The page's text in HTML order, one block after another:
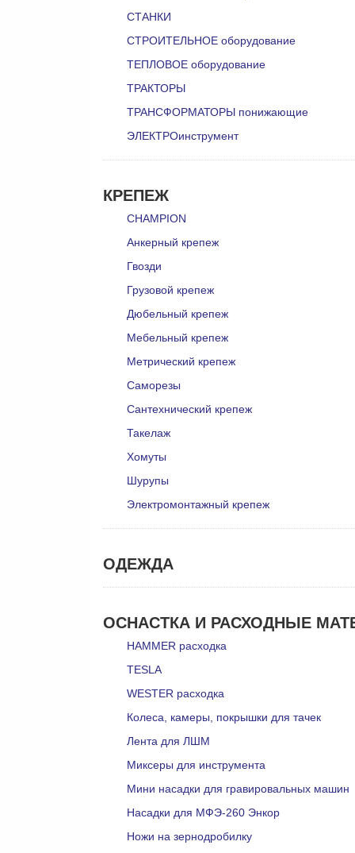
СТАНКИ
СТРОИТЕЛЬНОЕ оборудование
ТЕПЛОВОЕ оборудование
ТРАКТОРЫ
ТРАНСФОРМАТОРЫ понижающие
ЭЛЕКТРОинструмент
КРЕПЕЖ
CHAMPION
Анкерный крепеж
Гвозди
Грузовой крепеж
Дюбельный крепеж
Мебельный крепеж
Метрический крепеж
Саморезы
Сантехнический крепеж
Такелаж
Хомуты
Шурупы
Электромонтажный крепеж
ОДЕЖДА
ОСНАСТКА И РАСХОДНЫЕ
HAMMER расходка
TESLA
WESTER расходка
Колеса, камеры, покрышки для тачек
Лента для ЛШМ
Миксеры для инструмента
Мини насадки для гравировальных машин
Насадки для МФЭ-260 Энкор
Ножи на зернодробилку